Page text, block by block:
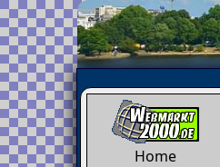
Home